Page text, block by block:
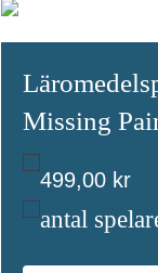
Missing
499,00 kr
antal